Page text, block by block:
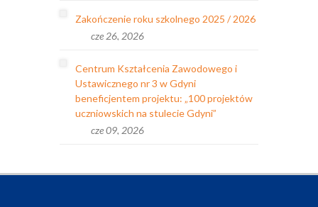
Zakończenie roku szkolnego 2025 / 2026
cze 26, 2026
Centrum Kształcenia Zawodowego i
Ustawicznego nr 3 w Gdyni
beneficjentem projektu: „100 projektów
uczniowskich na stulecie Gdyni”
cze 09, 2026